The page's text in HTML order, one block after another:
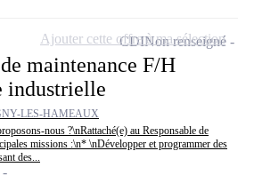
maintenance F/H
industrielle
LES-HAMEAUX
nous ?\nRattaché(e) au Responsable de
missions :\n* \nDévelopper et programmer des
des...
CDINon renseigné
Ajouter cette offre à ma sélection